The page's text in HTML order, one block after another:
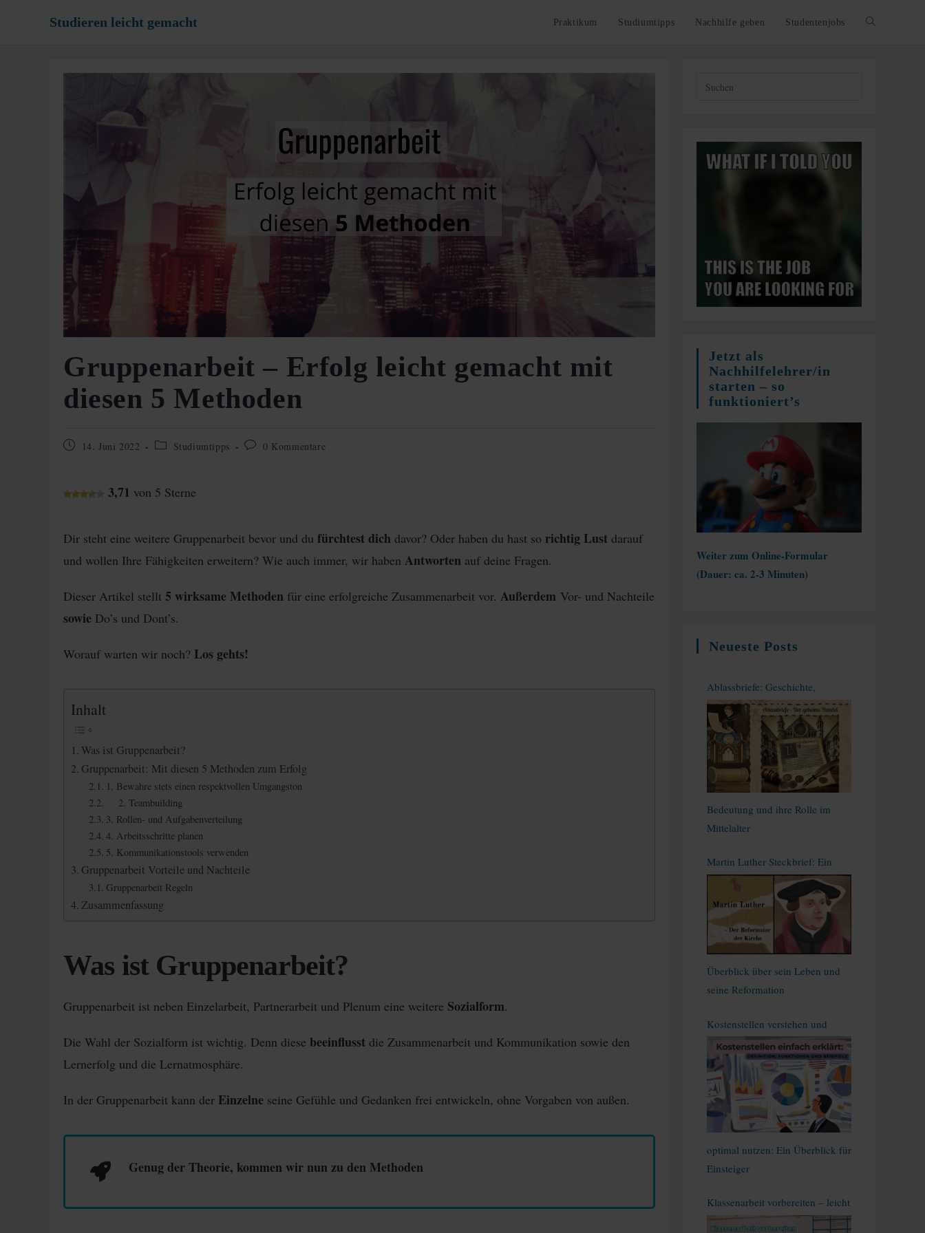
Studieren leicht gemacht Praktikum Studiumtipps Nachhilfe geben Studentenjobs Website-
Gruppenarbeit – Erfolg leicht gemacht mit
diesen 5 Methoden
Beitrag14. Juni 2022
Beitrags-Studiumtipps
Beitrags-0 Kommentare
3,71 von 5 Sterne
Dir steht eine weitere Gruppenarbeit bevor und du fürchtest dich davor? Oder haben du hast so richtig Lust darauf
und wollen Ihre Fähigkeiten erweitern? Wie auch immer, wir haben Antworten auf deine Fragen.
Dieser Artikel stellt 5 wirksame Methoden für eine erfolgreiche Zusammenarbeit vor. Außerdem Vor- und Nachteile
sowie Do’s und Dont’s.
Worauf warten wir noch? Los gehts!
Inhalt
Was ist Gruppenarbeit?
Gruppenarbeit: Mit diesen 5 Methoden zum Erfolg
1. Bewahre stets einen respektvollen Umgangston
2. Teambuilding
3. Rollen- und Aufgabenverteilung
4. Arbeitsschritte planen
5. Kommunikationstools verwenden
Gruppenarbeit Vorteile und Nachteile
Gruppenarbeit Regeln
Zusammenfassung
Was ist Gruppenarbeit?
Gruppenarbeit ist neben Einzelarbeit, Partnerarbeit und Plenum eine weitere Sozialform.
Die Wahl der Sozialform ist wichtig. Denn diese beeinflusst die Zusammenarbeit und Kommunikation sowie den
Lernerfolg und die Lernatmosphäre.
In der Gruppenarbeit kann der Einzelne seine Gefühle und Gedanken frei entwickeln, ohne Vorgaben von außen.
Genug der Theorie, kommen wir nun zu den Methoden
Jetzt als
Nachhilfelehrer/in
starten – so
funktioniert’s
Weiter zum Online-Formular
(Dauer: ca. 2-3 Minuten)
Neueste Posts
Ablassbriefe: Geschichte,
Bedeutung und ihre Rolle im
Mittelalter
Martin Luther Steckbrief: Ein
Überblick über sein Leben und
seine Reformation
Kostenstellen verstehen und
optimal nutzen: Ein Überblick für
Einsteiger
Klassenarbeit vorbereiten – leicht